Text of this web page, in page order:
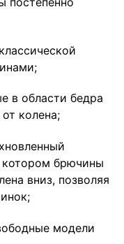
в области бедра
колена;
брючины
вниз, позволяя
модели